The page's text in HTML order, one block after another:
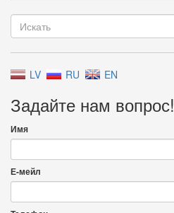
LV RU EN
Задайте нам вопрос!
Имя
Е-мейл